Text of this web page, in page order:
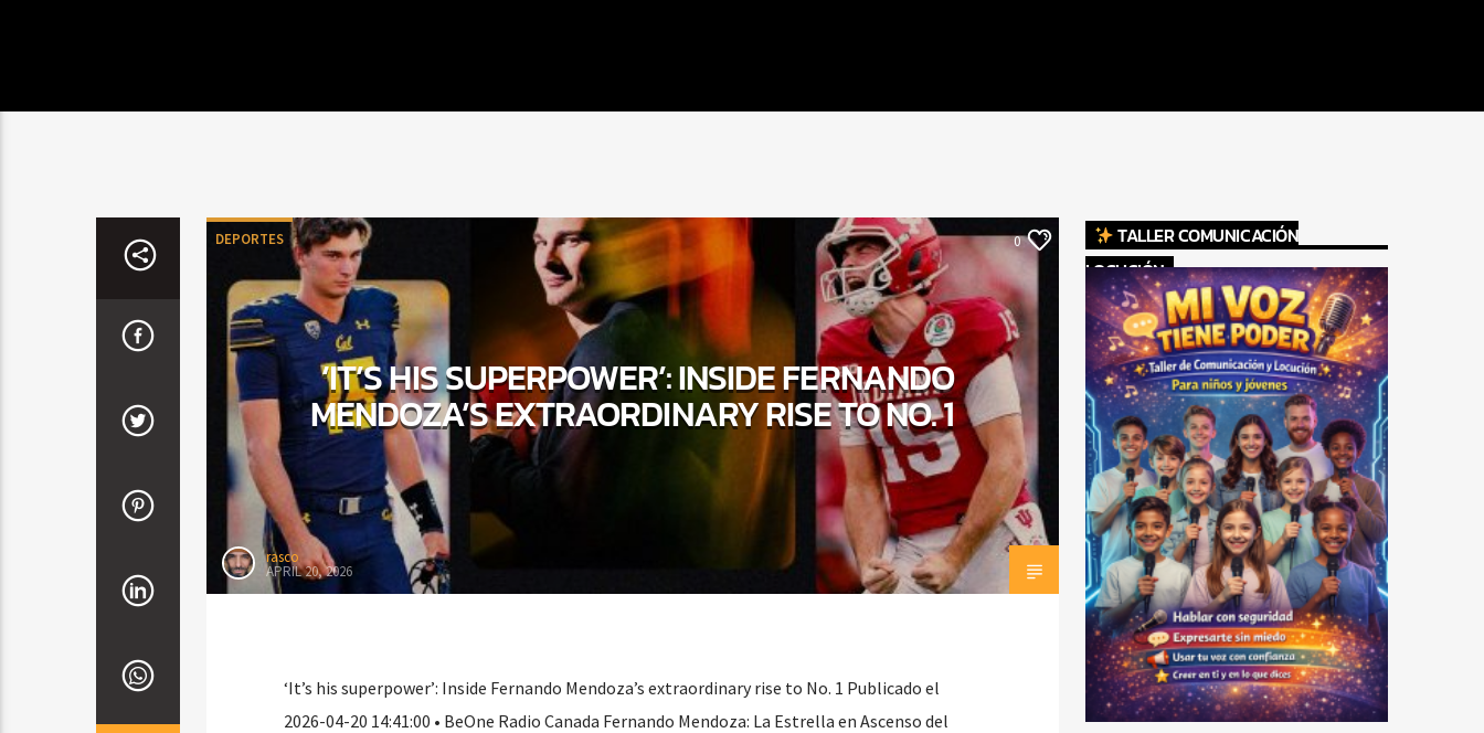
DEPORTES 0
‘IT’S HIS SUPERPOWER’: INSIDE FERNANDO
MENDOZA’S EXTRAORDINARY RISE TO NO. 1
rasco
APRIL 20, 2026
‘It’s his superpower’: Inside Fernando Mendoza’s extraordinary rise to No. 1 Publicado el
2026-04-20 14:41:00 • BeOne Radio Canada Fernando Mendoza: La Estrella en Ascenso del
TALLER COMUNICACIÓN
LOCUCIÓN